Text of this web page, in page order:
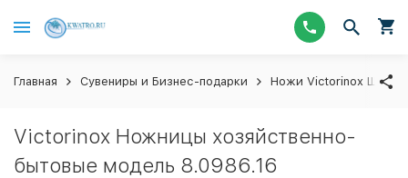
Главная Сувениры и Бизнес-подарки Ножи Victorinox
Victorinox Ножницы хозяйственно-
бытовые модель 8.0986.16